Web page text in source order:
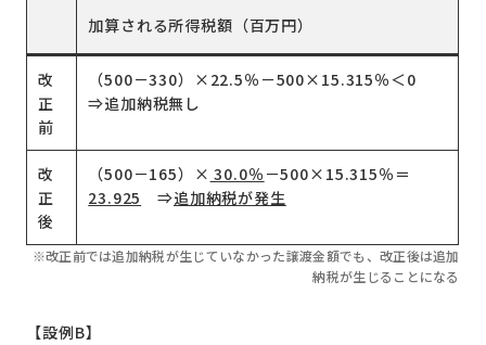
加算される所得税額（百万円）
改
正
前
（500－330）×22.5％－500×15.315％＜0
⇒追加納税無し
改
正
後
（500－165）× 30.0％ －500×15.315％＝
23.925
⇒追加納税が発生
※改正前では追加納税が生じていなかった譲渡金額でも、改正後は追加
納税が生じることになる
【設例B】